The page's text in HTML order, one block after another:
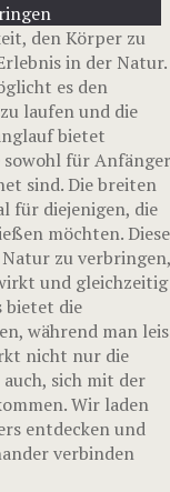
den Körper zu
in der Natur.
es den
laufen und die
bietet
sowohl für Anfänger
sind. Die breiten
für diejenigen, die
möchten.
zu verbringen,
und gleichzeitig
bietet die
während man
nicht nur die
sich mit der
Wir laden
entdecken und
verbinden